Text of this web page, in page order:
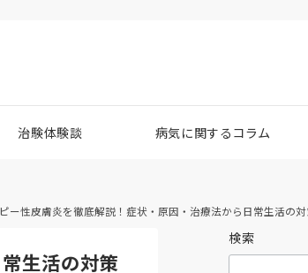
治験体験談 病気に関するコラム
ー性皮膚炎を徹底解説！症状・原因・治療法から日常生活の
生活の対策
検索